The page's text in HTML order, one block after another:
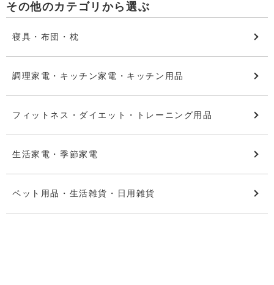
その他のカテゴリから選ぶ
寝具・布団・枕
調理家電・キッチン家電・キッチン用品
フィットネス・ダイエット・トレーニング用品
生活家電・季節家電
ペット用品・生活雑貨・日用雑貨